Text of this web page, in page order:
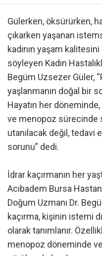
Gülerken, öksürürken,
çıkarken yaşanan
kadının yaşam
söyleyen Kadın
Begüm Uzsezer Güler,
yaşlanmanın doğal bir
Hayatın her
ve menopoz sürecinde
utanılacak değil, tedavi
sorunu” dedi.
İdrar kaçırmanın her
Acıbadem Bursa
Doğum Uzmanı Dr.
kaçırma, kişinin istemi
olarak tanımlanır.
menopoz döneminde